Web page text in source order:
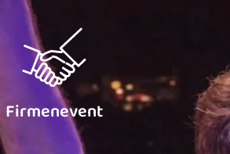
Firmenevent